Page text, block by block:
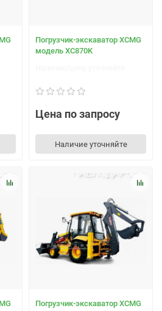
Погрузчик-экскаватор XCMG
модель XC870K
Цена по запросу
Наличие уточняйте
Погрузчик-экскаватор XCMG